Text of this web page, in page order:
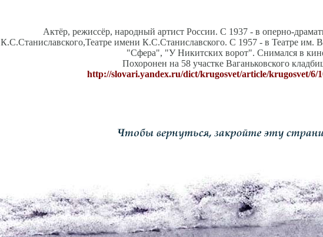
Актёр, режиссёр, народный артист России. С 1937 - в оперно-
К.С.Станиславского,Театре имени К.С.Станиславского. С 1957 - в Театре им.
"Сфера", "У Никитских ворот". Снимался в
Похоронен на 58 участке Ваганьковского
http://slovari.yandex.ru/dict/krugosvet/article/krugosvet/6/